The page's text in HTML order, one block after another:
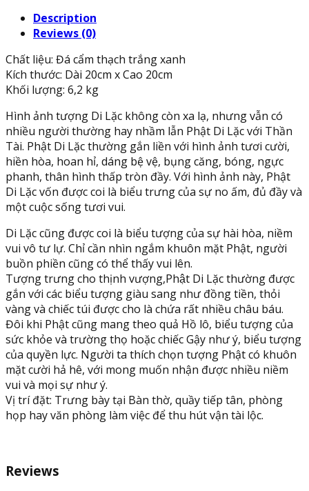
ngồi
cầm
vàng
thần
tài
kim
nguyên
bảo
chiêu
nạp
tài
lộc
cẩm
thạch
trắng
xanh
-
Dài
20cm
quantity
Description
Reviews (0)
Chất liệu: Đá cẩm thạch trắng xanh
Kích thước: Dài 20cm x Cao 20cm
Khối lượng: 6,2 kg
Hình ảnh tượng Di Lặc không còn xa lạ, nhưng vẫn có
nhiều người thường hay nhầm lẫn Phật Di Lặc với Thần
Tài. Phật Di Lặc thường gắn liền với hình ảnh tươi cười,
hiền hòa, hoan hỉ, dáng bệ vệ, bụng căng, bóng, ngực
phanh, thân hình thấp tròn đầy. Với hình ảnh này, Phật
Di Lặc vốn được coi là biểu trưng của sự no ấm, đủ đầy và
một cuộc sống tươi vui.
Di Lặc cũng được coi là biểu tượng của sự hài hòa, niềm
vui vô tư lự. Chỉ cần nhìn ngắm khuôn mặt Phật, người
buồn phiền cũng có thể thấy vui lên.
Tượng trưng cho thịnh vượng,Phật Di Lặc thường được
gắn với các biểu tượng giàu sang như đồng tiền, thỏi
vàng và chiếc túi được cho là chứa rất nhiều châu báu.
Đôi khi Phật cũng mang theo quả Hồ lô, biểu tượng của
sức khỏe và trường thọ hoặc chiếc Gậy như ý, biểu tượng
của quyền lực. Người ta thích chọn tượng Phật có khuôn
mặt cười hả hê, với mong muốn nhận được nhiều niềm
vui và mọi sự như ý.
Vị trí đặt: Trưng bày tại Bàn thờ, quầy tiếp tân, phòng
họp hay văn phòng làm việc để thu hút vận tài lộc.
Reviews